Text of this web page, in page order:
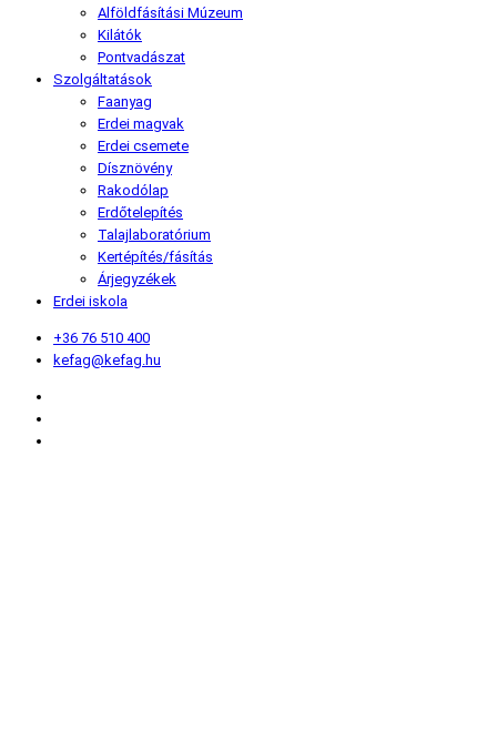
Alföldfásítási Múzeum
Kilátók
Pontvadászat
Szolgáltatások
Faanyag
Erdei magvak
Erdei csemete
Dísznövény
Rakodólap
Erdőtelepítés
Talajlaboratórium
Kertépítés/fásítás
Árjegyzékek
Erdei iskola
+36 76 510 400
kefag@kefag.hu